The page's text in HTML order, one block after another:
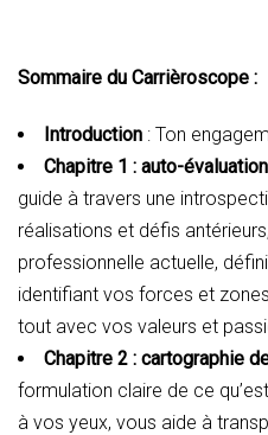
Sommaire du Carrièroscope :
Introduction : Ton
Chapitre 1 : auto-
guide à travers une
réalisations et défis
professionnelle actuelle,
identifiant vos forces et
tout avec vos valeurs et
Chapitre 2 : cartographie
formulation claire de ce
à vos yeux, vous aide à